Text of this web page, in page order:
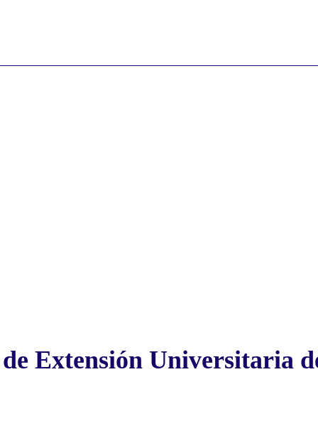
Extensión Universitaria